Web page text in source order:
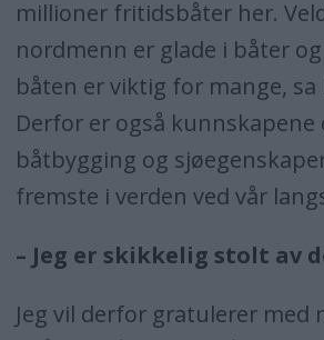
millioner fritidsbåter her.
nordmenn er glade i båter
båten er viktig for mange, sa
Derfor er også kunnskapene
båtbygging og
fremste i verden ved vår
– Jeg er skikkelig stolt av
Jeg vil derfor gratulerer med